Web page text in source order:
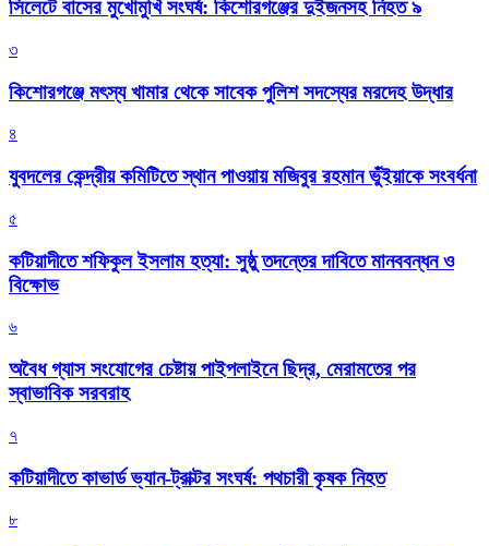
সিলেটে বাসের মুখোমুখি সংঘর্ষ: কিশোরগঞ্জের দুইজনসহ নিহত ৯
৩
কিশোরগঞ্জে মৎস্য খামার থেকে সাবেক পুলিশ সদস্যের মরদেহ উদ্ধার
৪
যুবদলের কেন্দ্রীয় কমিটিতে স্থান পাওয়ায় মজিবুর রহমান ভুঁইয়াকে সংবর্ধনা
৫
কটিয়াদীতে শফিকুল ইসলাম হত্যা: সুষ্ঠু তদন্তের দাবিতে মানববন্ধন ও
বিক্ষোভ
৬
অবৈধ গ্যাস সংযোগের চেষ্টায় পাইপলাইনে ছিদ্র, মেরামতের পর
স্বাভাবিক সরবরাহ
৭
কটিয়াদীতে কাভার্ড ভ্যান-ট্রাক্টর সংঘর্ষ: পথচারী কৃষক নিহত
৮